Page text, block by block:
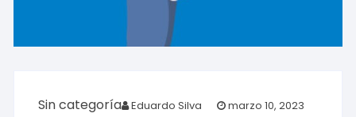
Sin categoría Eduardo Silva marzo 10, 2023